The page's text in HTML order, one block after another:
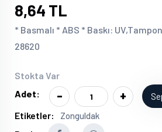
8,64 TL
* Basmalı * ABS * Baskı:
28620
Stokta Var
Adet:
- +
Etiketler: Zonguldak